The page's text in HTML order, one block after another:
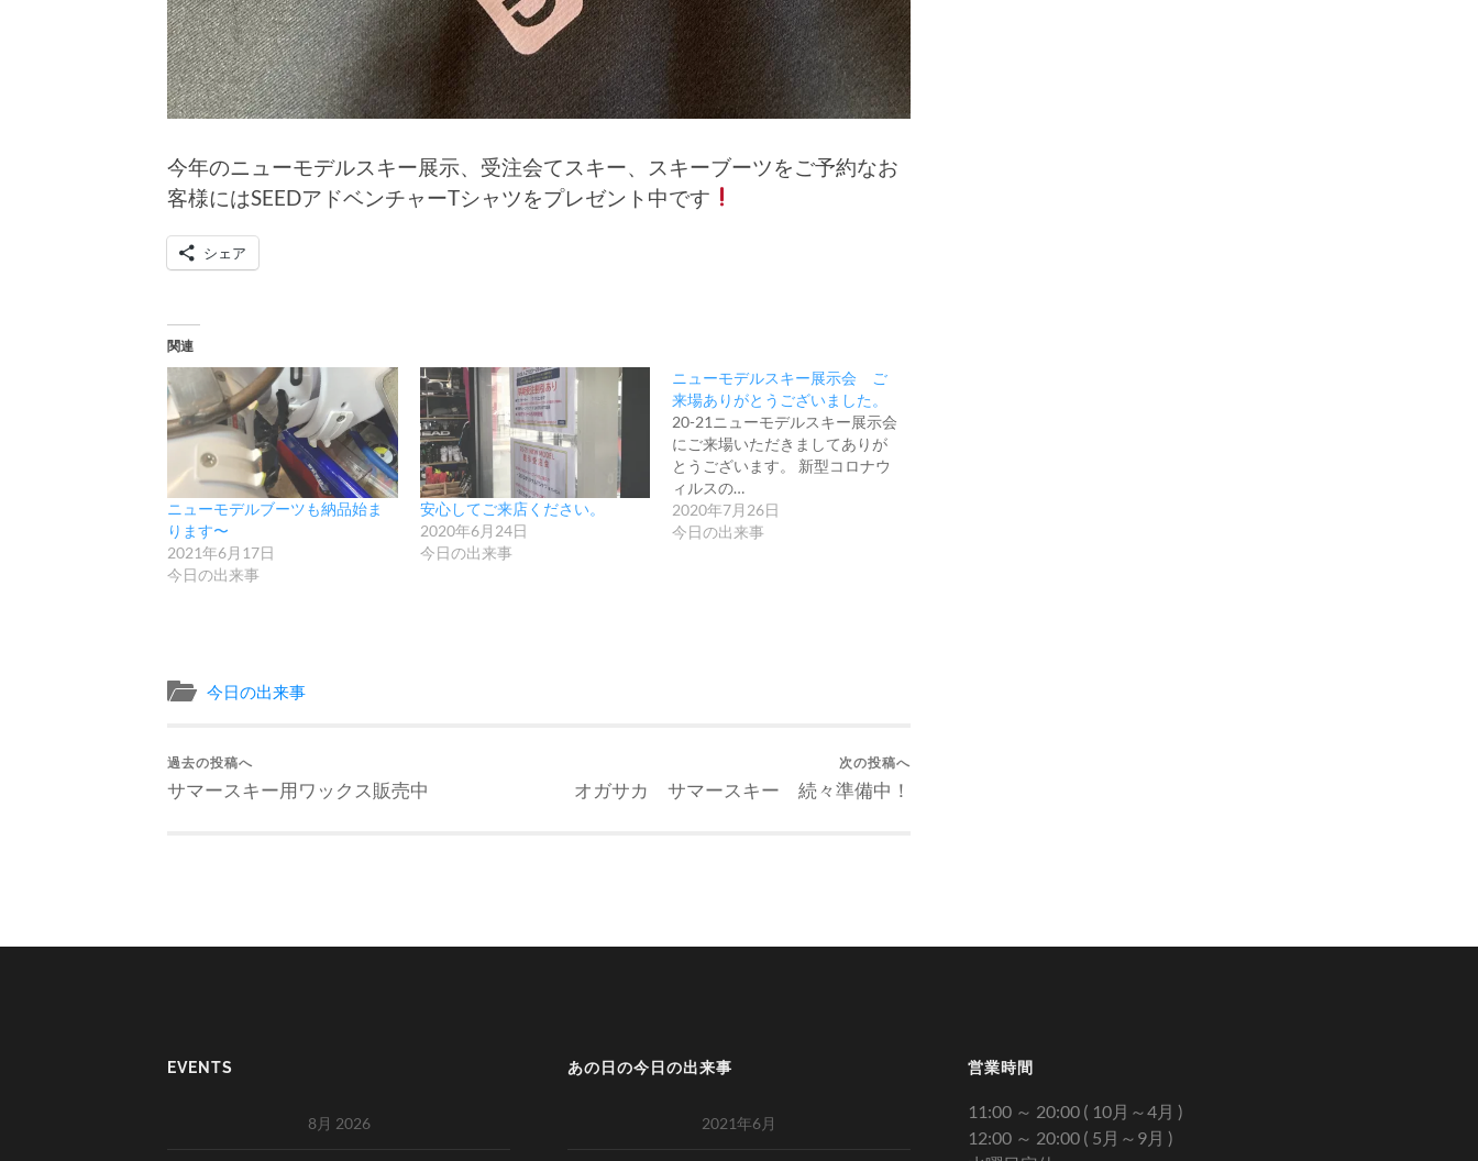
今年のニューモデルスキー展示、受注会てスキー、スキーブーツをご予約なお
客様にはSEEDアドベンチャーTシャツをプレゼント中です
シェア
関連
ニューモデルブーツも納品始ま
ります〜
2021年6月17日
今日の出来事
安心してご来店ください。
2020年6月24日
今日の出来事
ニューモデルスキー展示会 ご
来場ありがとうございました。
20-21ニューモデルスキー展示会
にご来場いただきましてありが
とうございます。 新型コロナウ
ィルスの…
2020年7月26日
今日の出来事
今日の出来事
過去の投稿へ
サマースキー用ワックス販売中
次の投稿へ
オガサカ サマースキー 続々準備中！
EVENTS
8月 2026
あの日の今日の出来事
2021年6月
営業時間
11:00 ～ 20:00 ( 10月～4月 )
12:00 ～ 20:00 ( 5月～9月 )